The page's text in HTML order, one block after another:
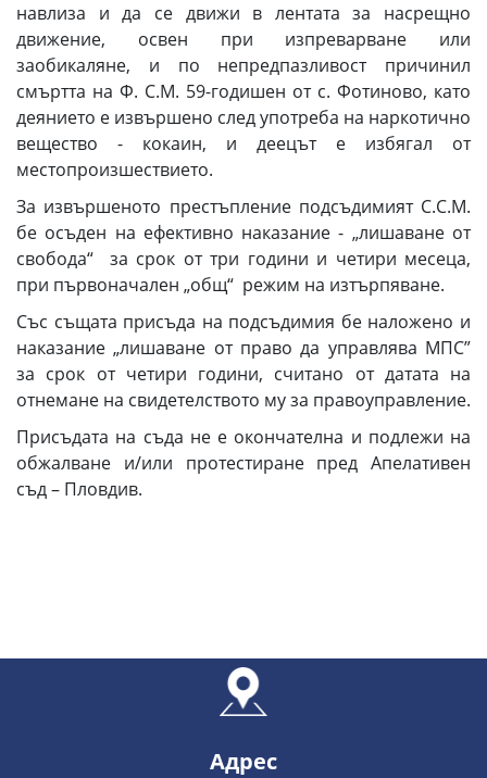
навлиза и да се движи в лентата за насрещно
движение, освен при изпреварване или
заобикаляне, и по непредпазливост причинил
смъртта на Ф. С.М. 59-годишен от с. Фотиново, като
деянието е извършено след употреба на наркотично
вещество - кокаин, и деецът е избягал от
местопроизшествието.
За извършеното престъпление подсъдимият С.С.М.
бе осъден на ефективно наказание - „лишаване от
свобода“ за срок от три години и четири месеца,
при първоначален „общ“ режим на изтърпяване.
Със същата присъда на подсъдимия бе наложено и
наказание „лишаване от право да управлява МПС”
за срок от четири години, считано от датата на
отнемане на свидетелството му за правоуправление.
Присъдата на съда не е окончателна и подлежи на
обжалване и/или протестиране пред Апелативен
съд – Пловдив.
Адрес